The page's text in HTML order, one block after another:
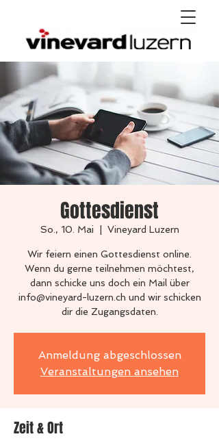
Gottesdienst
So., 10. Mai Vineyard Luzern
Wir feiern einen Gottesdienst online.
Wenn du gerne teilnehmen möchtest,
dann schicke uns doch ein Mail über
info@vineyard-luzern.ch und wir schicken
dir die Zugangsdaten.
Anmeldung abgeschlossen
Veranstaltungen ansehen
Zeit & Ort